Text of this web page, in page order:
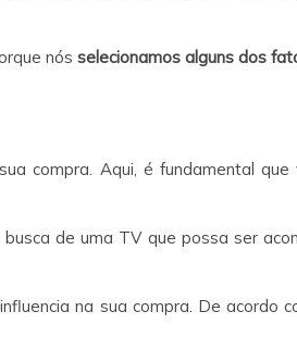
nós selecionamos alguns dos
compra. Aqui, é fundamental
de uma TV que possa ser
na sua compra. De acordo